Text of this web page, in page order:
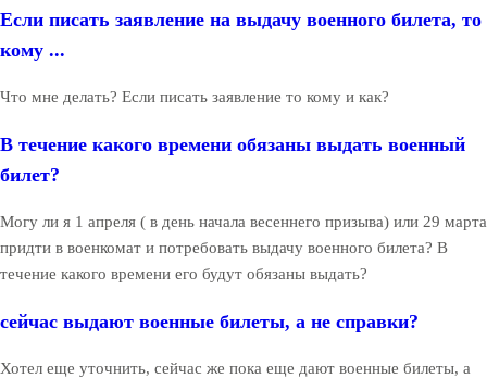
Если писать заявление на выдачу военного билета, то
кому ...
Что мне делать? Если писать заявление то кому и как?
В течение какого времени обязаны выдать военный
билет?
Могу ли я 1 апреля ( в день начала весеннего призыва) или 29 марта
придти в военкомат и потребовать выдачу военного билета? В
течение какого времени его будут обязаны выдать?
сейчас выдают военные билеты, а не справки?
Хотел еще уточнить, сейчас же пока еще дают военные билеты, а